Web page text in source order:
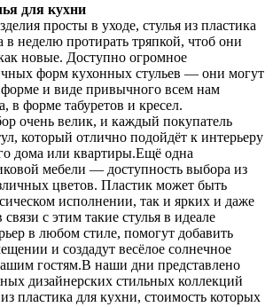
для кухни
просты в уходе, стулья из пластика
в неделю протирать тряпкой, чтоб они
новые. Доступно огромное
форм кухонных стульев — они могут
и виде привычного всем нам
в форме табуретов и кресел.
очень велик, и каждый покупатель
который отлично подойдёт к интерьеру
дома или квартиры.Ещё одна
мебели — доступность выбора из
цветов. Пластик может быть
исполнении, так и ярких и даже
с этим такие стулья в идеале
в любом стиле, помогут добавить
и создадут весёлое солнечное
гостям.В наши дни представлено
дизайнерских стильных коллекций
пластика для кухни, стоимость которых